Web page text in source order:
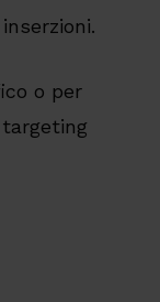
o per